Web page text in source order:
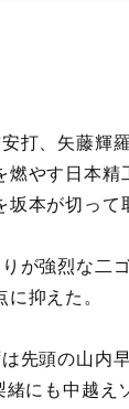
打、矢藤輝
やす日本精
本が切って
が強烈な二
抑えた。
先頭の山内
にも中越え